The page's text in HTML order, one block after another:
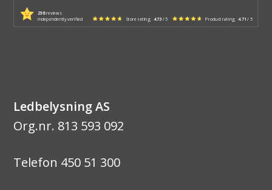
298reviews
independently verified Store rating 4.73 / 5 Product rating 4.71 / 5
Ledbelysning AS
Org.nr. 813 593 092
Telefon 450 51 300